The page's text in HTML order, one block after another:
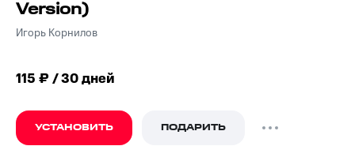
Version)
Игорь Корнилов
115 ₽ / 30 дней
УСТАНОВИТЬ ПОДАРИТЬ